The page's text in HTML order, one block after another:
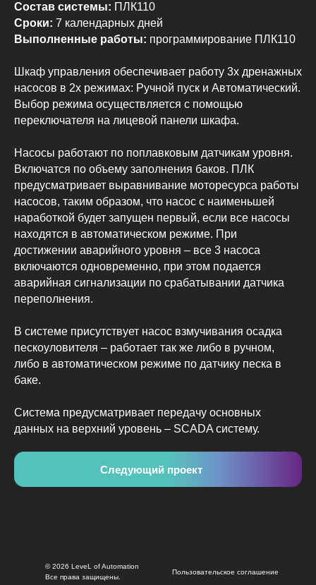
Состав системы: ПЛК110
Сроки: 7 календарных дней
Выполненные работы: программирование ПЛК110
Шкаф управления обеспечивает работу 3х дренажных
насосов в 2х режимах: Ручной пуск и Автоматический.
Выбор режима осуществляется с помощью
переключателя на лицевой панели шкафа.
Насосы работают по поплавковым датчикам уровня.
Включатся по объему заполнения баков. ПЛК
предусматривает выравнивание моторесурса работы
насосов, таким образом, что насос с наименьшей
наработкой будет запущен первый, если все насосы
находятся в автоматическом режиме. При
достижении аварийного уровня – все 3 насоса
включаются одновременно, при этом подается
аварийная сигнализации по срабатывании датчика
переполнения.
В системе присутствует насос взмучивания осадка
пескоуловителя – работает так же либо в ручном,
либо в автоматическом режиме по датчику песка в
баке.
Система предусматривает передачу основных
данных на верхний уровень – SCADA систему.
Следующий проект
Пользовательское соглашение
© 2026 LeveL of Automation
Все права защищены.